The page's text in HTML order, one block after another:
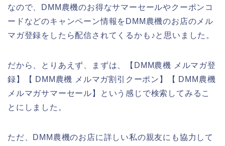
なので、DMM農機のお得なサマーセールやクーポンコ
ードなどのキャンペーン情報をDMM農機のお店のメル
マガ登録をしたら配信されてくるかも♪と思いました。
だから、とりあえず、まずは、【DMM農機 メルマガ登
録】【 DMM農機 メルマガ割引クーポン】【 DMM農機
メルマガサマーセール】という感じで検索してみるこ
とにしました。
ただ、DMM農機のお店に詳しい私の親友にも協力して